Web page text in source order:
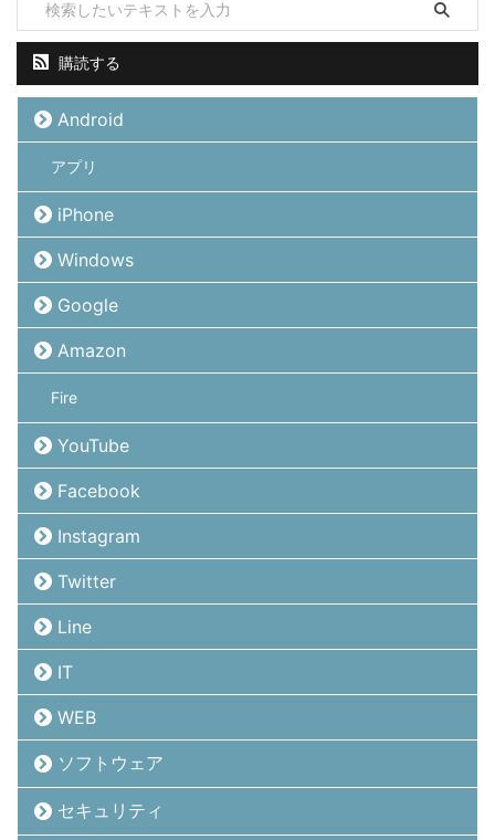
購読する
Android
アプリ
iPhone
Windows
Google
Amazon
Fire
YouTube
Facebook
Instagram
Twitter
Line
IT
WEB
ソフトウェア
セキュリティ